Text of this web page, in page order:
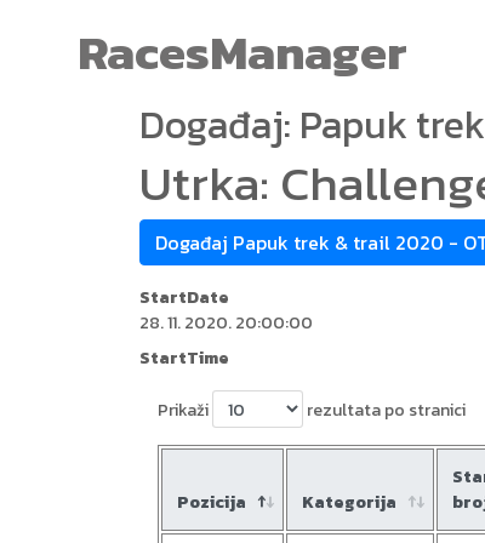
RacesManager
Događaj: Papuk
Utrka:
Događaj Papuk trek & trail 2020 -
StartDate
28. 11. 2020. 20:00:00
StartTime
Prikaži rezultata po stranici
Pozicija Kategorija